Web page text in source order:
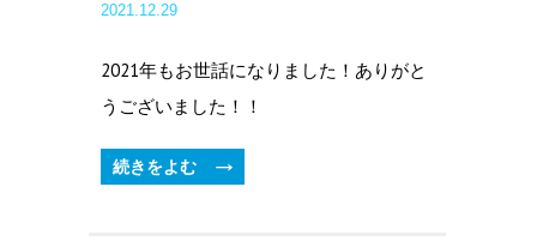
2021.12.29
2021年もお世話になりました！ありがと
うございました！！
続きをよむ